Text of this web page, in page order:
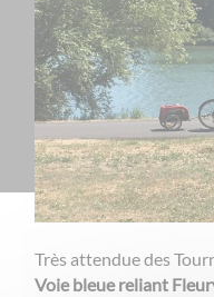
Très attendue des
Voie bleue reliant